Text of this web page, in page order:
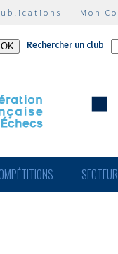
| Mon
Rechercher un club